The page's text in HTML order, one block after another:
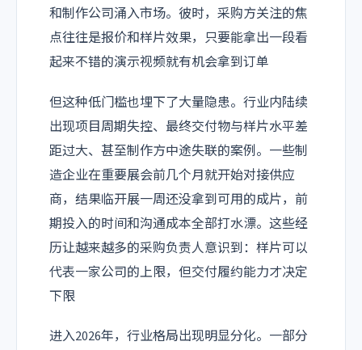
和制作公司涌入市场。彼时，采购方关注的焦
点往往是报价和样片效果，只要能拿出一段看
起来不错的演示视频就有机会拿到订单
但这种低门槛也埋下了大量隐患。行业内陆续
出现项目周期失控、最终交付物与样片水平差
距过大、甚至制作方中途失联的案例。一些制
造企业在重要展会前几个月就开始对接供应
商，结果临开展一周还没拿到可用的成片，前
期投入的时间和沟通成本全部打水漂。这些经
历让越来越多的采购负责人意识到：样片可以
代表一家公司的上限，但交付履约能力才决定
下限
进入2026年，行业格局出现明显分化。一部分